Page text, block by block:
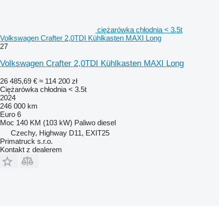
ciężarówka chłodnia < 3.5t
Volkswagen Crafter 2,0TDI Kühlkasten MAXI Long
27
Volkswagen Crafter 2,0TDI Kühlkasten MAXI Long
26 485,69 € ≈ 114 200 zł
Ciężarówka chłodnia < 3.5t
2024
246 000 km
Euro 6
Moc 140 KM (103 kW) Paliwo diesel
Czechy, Highway D11, EXIT25
Primatruck s.r.o.
Kontakt z dealerem